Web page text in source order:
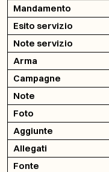
Mandamento
Esito servizio
Note servizio
Arma
Campagne
Note
Foto
Aggiunte
Allegati
Fonte